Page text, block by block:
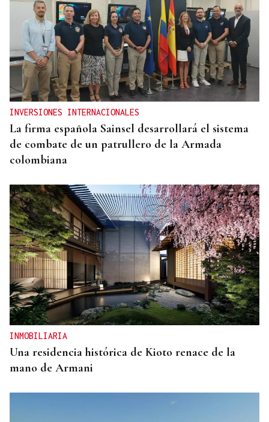
INVERSIONES INTERNACIONALES
La firma española Sainsel desarrollará el sistema
de combate de un patrullero de la Armada
colombiana
INMOBILIARIA
Una residencia histórica de Kioto renace de la
mano de Armani